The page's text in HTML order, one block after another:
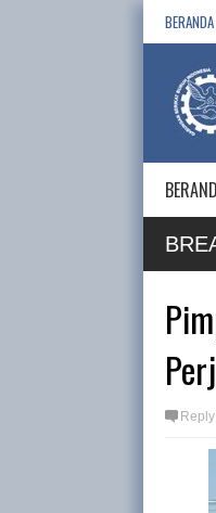
BERANDA
Gugatan PT.
Semarang
Reply